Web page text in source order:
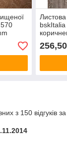
570
256,50
з 150 відгуків за